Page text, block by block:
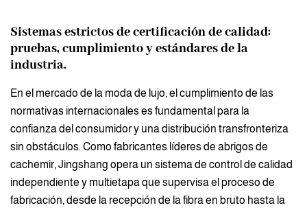
Sistemas estrictos de certificación de calidad:
pruebas, cumplimiento y estándares de la
industria.
En el mercado de la moda de lujo, el cumplimiento de las
normativas internacionales es fundamental para la
confianza del consumidor y una distribución transfronteriza
sin obstáculos. Como fabricantes líderes de abrigos de
cachemir, Jingshang opera un sistema de control de calidad
independiente y multietapa que supervisa el proceso de
fabricación, desde la recepción de la fibra en bruto hasta la